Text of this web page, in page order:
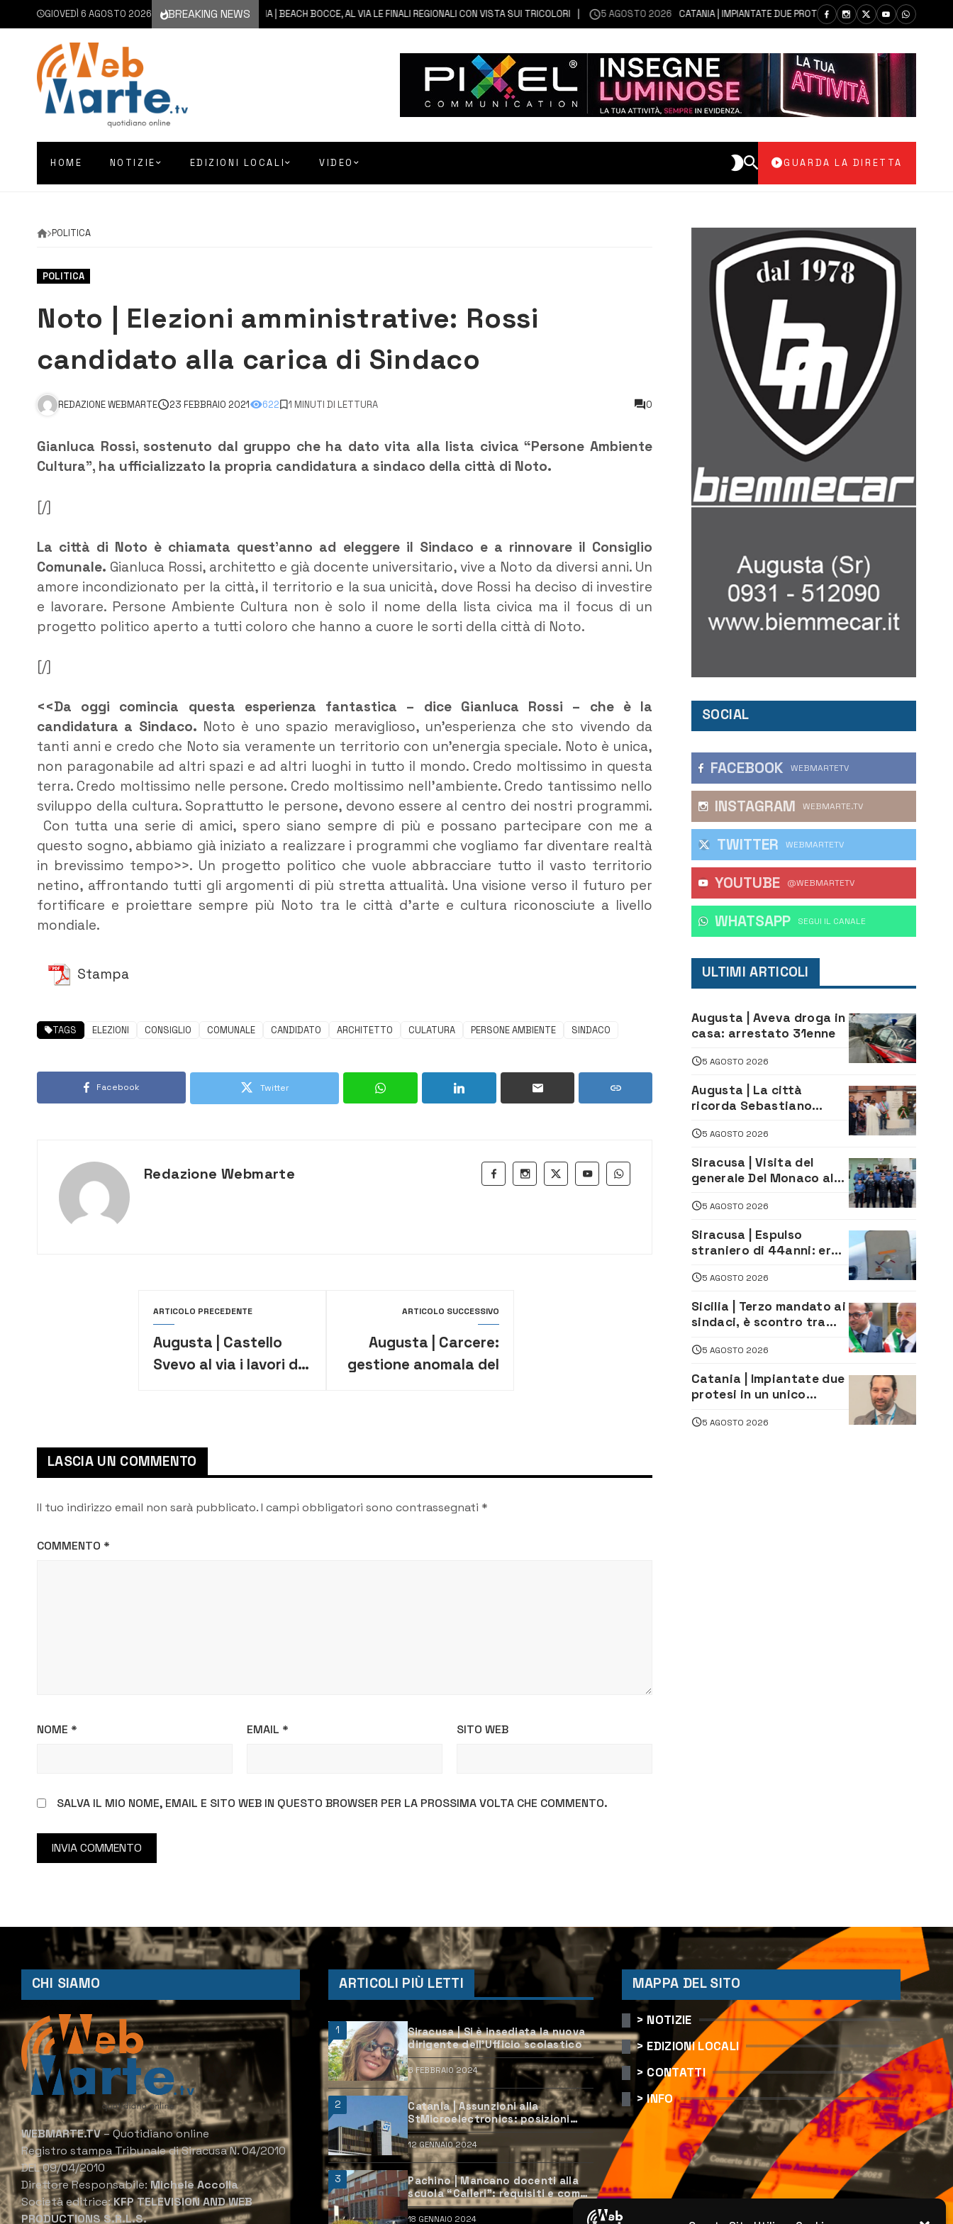
GIOVEDÌ 6 AGOSTO 2026 BREAKING NEWS
5 AGOSTO 2026 CATANIA | BEACH BOCCE, AL VIA LE FINALI REGIONALI CON VISTA SUI TRICOLORI 5 AGOSTO 2026 CATANIA | IMPIANTATE DUE PROTESI IN UN UNICO INTERVENTO A UN
HOME NOTIZIE EDIZIONI LOCALI VIDEO GUARDA LA DIRETTA
POLITICA
POLITICA
Noto | Elezioni amministrative: Rossi
candidato alla carica di Sindaco
REDAZIONE WEBMARTE 23 FEBBRAIO 2021 622 1 MINUTI DI LETTURA 0
Gianluca Rossi, sostenuto dal gruppo che ha dato vita alla lista civica “Persone Ambiente
Cultura”, ha ufficializzato la propria candidatura a sindaco della città di Noto.
[/]
La città di Noto è chiamata quest’anno ad eleggere il Sindaco e a rinnovare il Consiglio
Comunale. Gianluca Rossi, architetto e già docente universitario, vive a Noto da diversi anni. Un
amore incondizionato per la città, il territorio e la sua unicità, dove Rossi ha deciso di investire
e lavorare. Persone Ambiente Cultura non è solo il nome della lista civica ma il focus di un
progetto politico aperto a tutti coloro che hanno a cuore le sorti della città di Noto.
[/]
<<Da oggi comincia questa esperienza fantastica – dice Gianluca Rossi – che è la
candidatura a Sindaco. Noto è uno spazio meraviglioso, un’esperienza che sto vivendo da
tanti anni e credo che Noto sia veramente un territorio con un’energia speciale. Noto è unica,
non paragonabile ad altri spazi e ad altri luoghi in tutto il mondo. Credo moltissimo in questa
terra. Credo moltissimo nelle persone. Credo moltissimo nell’ambiente. Credo tantissimo nello
sviluppo della cultura. Soprattutto le persone, devono essere al centro dei nostri programmi.
Con tutta una serie di amici, spero siano sempre di più e possano partecipare con me a
questo sogno, abbiamo già iniziato a realizzare i programmi che vogliamo far diventare realtà
in brevissimo tempo>>. Un progetto politico che vuole abbracciare tutto il vasto territorio
netino, affrontando tutti gli argomenti di più stretta attualità. Una visione verso il futuro per
fortificare e proiettare sempre più Noto tra le città d’arte e cultura riconosciute a livello
mondiale.
Stampa
TAGS ELEZIONI CONSIGLIO COMUNALE CANDIDATO ARCHITETTO CULATURA PERSONE AMBIENTE SINDACO
Facebook Twitter
Redazione Webmarte
ARTICOLO PRECEDENTE
Augusta | Castello
Svevo al via i lavori di
ARTICOLO SUCCESSIVO
Augusta | Carcere:
gestione anomala del
LASCIA UN COMMENTO
Il tuo indirizzo email non sarà pubblicato.I campi obbligatori sono contrassegnati *
COMMENTO *
NOME * EMAIL * SITO WEB
SALVA IL MIO NOME, EMAIL E SITO WEB IN QUESTO BROWSER PER LA PROSSIMA VOLTA CHE COMMENTO.
SOCIAL
FACEBOOK WEBMARTETV
INSTAGRAM WEBMARTE.TV
TWITTER WEBMARTETV
YOUTUBE @WEBMARTETV
WHATSAPP ‎SEGUI IL CANALE
ULTIMI ARTICOLI
Augusta | Aveva droga in
casa: arrestato 31enne
5 AGOSTO 2026
Augusta | La città
ricorda Sebastiano
piazza dedicata al
minatore morto nella
tragedia di Marcinelle
5 AGOSTO 2026
Siracusa | Visita del
generale Del Monaco al
e alle Stazioni di Ortigia,
Carlentini, Ferla e
Sortino
5 AGOSTO 2026
Siracusa | Espulso
straniero di 44anni: era
5 AGOSTO 2026
Sicilia | Terzo mandato ai
sindaci, è scontro tra
Sicilia, e Schifani cerca
di sfilarsi
5 AGOSTO 2026
Catania | Impiantate due
protesi in un unico
98 anni. Protagonista il
5 AGOSTO 2026
CHI SIAMO
WEBMARTE.TV– Quotidiano online
Registro stampa Tribunale di Siracusa N. 04/2010
DEL 09/04/2010
Direttore Responsabile:Michele Accolla
Società editrice:KFP TELEVISION AND WEB
PRODUCTIONS S.R.L.S.
ARTICOLI PIÙ LETTI
1
Siracusa | Si è insediata la nuova
dirigente dell’Ufficio scolastico
6 FEBBRAIO 2024
2
Catania | Assunzioni alla
StMicroelectronics: posizioni
aperte e come candidarsi
12 GENNAIO 2024
3
Pachino | Mancano docenti alla
scuola “Calleri”: requisiti e come
candidarsi
18 GENNAIO 2024
MAPPA DEL SITO
> NOTIZIE
> EDIZIONI LOCALI
> CONTATTI
> INFO